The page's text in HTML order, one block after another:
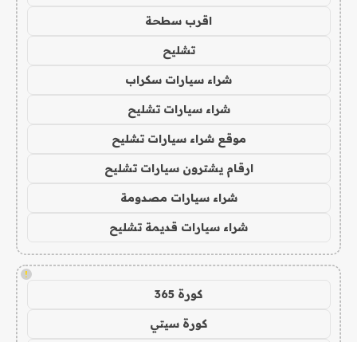
اقرب سطحة
تشليح
شراء سيارات سكراب
شراء سيارات تشليح
موقع شراء سيارات تشليح
ارقام يشترون سيارات تشليح
شراء سيارات مصدومة
شراء سيارات قديمة تشليح
!
كورة 365
كورة سيتي